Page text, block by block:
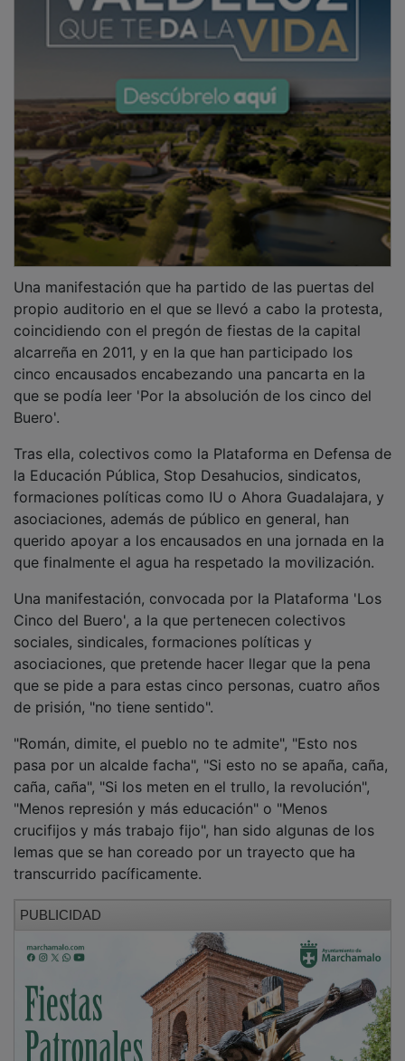
propio auditorio en el que se llevó a cabo la protesta,
coincidiendo con el pregón de fiestas de la capital
alcarreña en 2011, y en la que han participado los
cinco encausados encabezando una pancarta en la
que se podía leer 'Por la absolución de los cinco del
Buero'.
la Educación Pública, Stop Desahucios, sindicatos,
formaciones políticas como IU o Ahora Guadalajara, y
asociaciones, además de público en general, han
querido apoyar a los encausados en una jornada en la
que finalmente el agua ha respetado la movilización.
Cinco del Buero', a la que pertenecen colectivos
sociales, sindicales, formaciones políticas y
asociaciones, que pretende hacer llegar que la pena
que se pide a para estas cinco personas, cuatro años
de prisión, "no tiene sentido".
pasa por un alcalde facha", "Si esto no se apaña, caña,
caña, caña", "Si los meten en el trullo, la revolución",
"Menos represión y más educación" o "Menos
crucifijos y más trabajo fijo", han sido algunas de los
lemas que se han coreado por un trayecto que ha
transcurrido pacíficamente.